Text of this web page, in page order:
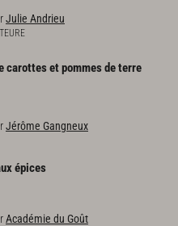
Julie Andrieu
carottesetpommesdeterre
Jérôme Gangneux
épices
Académie du Goût